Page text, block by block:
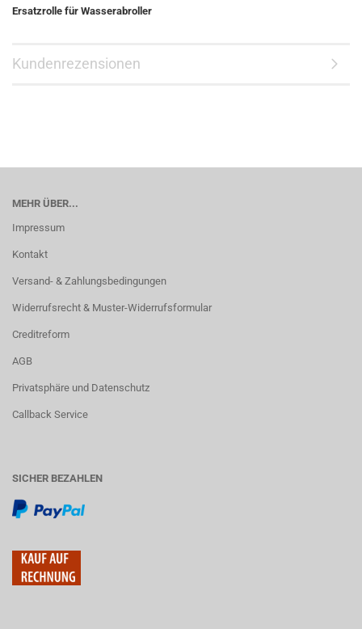
Ersatzrolle für Wasserabroller
Kundenrezensionen
MEHR ÜBER...
Impressum
Kontakt
Versand- & Zahlungsbedingungen
Widerrufsrecht & Muster-Widerrufsformular
Creditreform
AGB
Privatsphäre und Datenschutz
Callback Service
SICHER BEZAHLEN